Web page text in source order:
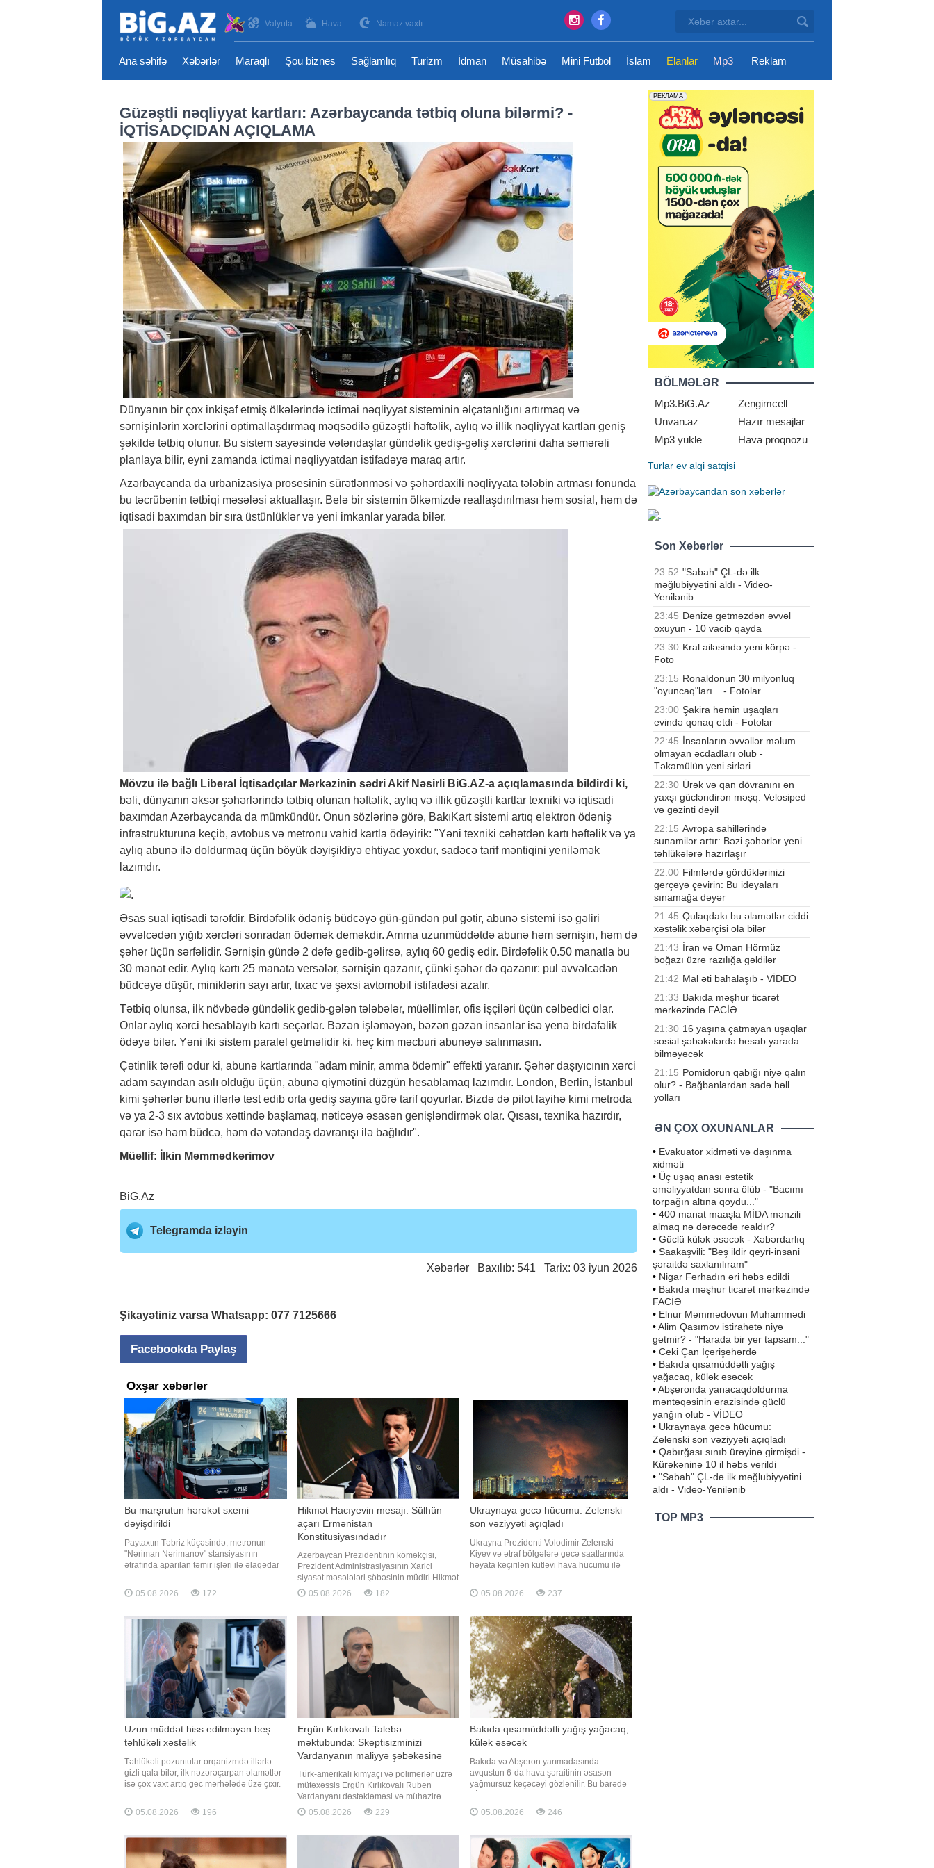
Valyuta Hava Namaz vaxtı
Ana səhifə Xəbərlər Maraqlı Şou biznes Sağlamlıq Turizm İdman Müsahibə Mini Futbol İslam Elanlar Mp3 Reklam
Güzəştli nəqliyyat kartları: Azərbaycanda tətbiq oluna bilərmi? -
İQTİSADÇIDAN AÇIQLAMA
Dünyanın bir çox inkişaf etmiş ölkələrində ictimai nəqliyyat sisteminin əlçatanlığını artırmaq və
sərnişinlərin xərclərini optimallaşdırmaq məqsədilə güzəştli həftəlik, aylıq və illik nəqliyyat kartları geniş
şəkildə tətbiq olunur. Bu sistem sayəsində vətəndaşlar gündəlik gediş-gəliş xərclərini daha səmərəli
planlaya bilir, eyni zamanda ictimai nəqliyyatdan istifadəyə maraq artır.
Azərbaycanda da urbanizasiya prosesinin sürətlənməsi və şəhərdaxili nəqliyyata tələbin artması fonunda
bu təcrübənin tətbiqi məsələsi aktuallaşır. Belə bir sistemin ölkəmizdə reallaşdırılması həm sosial, həm də
iqtisadi baxımdan bir sıra üstünlüklər və yeni imkanlar yarada bilər.
Mövzu ilə bağlı Liberal İqtisadçılar Mərkəzinin sədri Akif Nəsirli BiG.AZ-a açıqlamasında bildirdi ki,
bəli, dünyanın əksər şəhərlərində tətbiq olunan həftəlik, aylıq və illik güzəştli kartlar texniki və iqtisadi
baxımdan Azərbaycanda da mümkündür. Onun sözlərinə görə, BakıKart sistemi artıq elektron ödəniş
infrastrukturuna keçib, avtobus və metronu vahid kartla ödəyirik: "Yəni texniki cəhətdən kartı həftəlik və ya
aylıq abunə ilə doldurmaq üçün böyük dəyişikliyə ehtiyac yoxdur, sadəcə tarif məntiqini yeniləmək
lazımdır.
Əsas sual iqtisadi tərəfdir. Birdəfəlik ödəniş büdcəyə gün-gündən pul gətir, abunə sistemi isə gəliri
əvvəlcədən yığıb xərcləri sonradan ödəmək deməkdir. Amma uzunmüddətdə abunə həm sərnişin, həm də
şəhər üçün sərfəlidir. Sərnişin gündə 2 dəfə gedib-gəlirsə, aylıq 60 gediş edir. Birdəfəlik 0.50 manatla bu
30 manat edir. Aylıq kartı 25 manata versələr, sərnişin qazanır, çünki şəhər də qazanır: pul əvvəlcədən
büdcəyə düşür, miniklərin sayı artır, tıxac və şəxsi avtomobil istifadəsi azalır.
Tətbiq olunsa, ilk növbədə gündəlik gedib-gələn tələbələr, müəllimlər, ofis işçiləri üçün cəlbedici olar.
Onlar aylıq xərci hesablayıb kartı seçərlər. Bəzən işləməyən, bəzən gəzən insanlar isə yenə birdəfəlik
ödəyə bilər. Yəni iki sistem paralel getməlidir ki, heç kim məcburi abunəyə salınmasın.
Çətinlik tərəfi odur ki, abunə kartlarında "adam minir, amma ödəmir" effekti yaranır. Şəhər daşıyıcının xərci
adam sayından asılı olduğu üçün, abunə qiymətini düzgün hesablamaq lazımdır. London, Berlin, İstanbul
kimi şəhərlər bunu illərlə test edib orta gediş sayına görə tarif qoyurlar. Bizdə də pilot layihə kimi metroda
və ya 2-3 sıx avtobus xəttində başlamaq, nəticəyə əsasən genişləndirmək olar. Qısası, texnika hazırdır,
qərar isə həm büdcə, həm də vətəndaş davranışı ilə bağlıdır".
Müəllif: İlkin Məmmədkərimov
BiG.Az
Telegramda izləyin
Xəbərlər Baxılıb: 541 Tarix: 03 iyun 2026
Şikayətiniz varsa Whatsapp: 077 7125666
Facebookda Paylaş
Oxşar xəbərlər
Bu marşrutun hərəkət sxemi
dəyişdirildi
Paytaxtın Təbriz küçəsində, metronun
"Nəriman Nərimanov" stansiyasının
ətrafında aparılan təmir işləri ilə əlaqədar
sxemi dəyişdirilib. BİG.AZ xəbər verir ki, bu
barədə Azərbaycan Yerüstü Nəqliyyat
ki, təmir işlər
05.08.2026 172
Hikmət Hacıyevin mesajı: Sülhün
açarı Ermənistan
Konstitusiyasındadır
Azərbaycan Prezidentinin köməkçisi,
Prezident Administrasiyasının Xarici
siyasət məsələləri şöbəsinin müdiri Hikmət
Hacıyev Türkiyənin "Haber Global"
televiziya kanalına müsahibəsində
iddialarını ehtiva edən müddəaların
çıxarılmasını
05.08.2026 182
Ukraynaya gecə hücumu: Zelenski
son vəziyyəti açıqladı
Ukrayna Prezidenti Volodimir Zelenski
Kiyev və ətraf bölgələrə gecə saatlarında
həyata keçirilən kütləvi hava hücumu ilə
bununla bağlı Telegram kanalında
paylaşım edib. Zelenskinin sözlərinə görə,
ballistik raket, 4 "Tsirkon"
05.08.2026 237
Uzun müddət hiss edilməyən beş
təhlükəli xəstəlik
Təhlükəli pozuntular orqanizmdə illərlə
gizli qala bilər, ilk nəzərəçarpan əlamətlər
isə çox vaxt artıq gec mərhələdə üzə çıxır.
bəzi xəstəliklər uzun müddət demək olar
ki, heç bir əlamət vermədən inkişaf edir,
yarandıqda
05.08.2026 196
Ergün Kırlıkovalı Talebə
məktubunda: Skeptisizminizi
Vardanyanın maliyyə şəbəkəsinə
yönəldin
Türk-amerikalı kimyaçı və polimerlər üzrə
mütəxəssis Ergün Kırlıkovalı Ruben
Vardanyanı dəstəkləməsi və mühazirə
oxumaq üçün Bakıya gəlməkdən imtina
etməsi ilə əlaqədar amerikalı risk
Talebə açıq məktub dərc edib. "Report"
xəbər verir ki, Kırlıkovalı ö
05.08.2026 229
Bakıda qısamüddətli yağış yağacaq,
külək əsəcək
Bakıda və Abşeron yarımadasında
avqustun 6-da hava şəraitinin əsasən
yağmursuz keçəcəyi gözlənilir. Bu barədə
Xidmətindən məlumat verilib. Bildirilib ki,
lakin səhər bəzi yerlərdə qısamüddətli az
şimal-qərb küləyi arabir güclənəcək
05.08.2026 246
BÖLMƏLƏR
Mp3.BiG.Az
Zengimcell
Unvan.az
Hazır mesajlar
Mp3 yukle
Hava proqnozu
Turlar ev alqi satqisi
Son Xəbərlər
23:52 "Sabah" ÇL-də ilk
məğlubiyyətini aldı - Video-
Yenilənib
23:45 Dənizə getməzdən əvvəl
oxuyun - 10 vacib qayda
23:30 Kral ailəsində yeni körpə -
Foto
23:15 Ronaldonun 30 milyonluq
"oyuncaq"ları... - Fotolar
23:00 Şakira həmin uşaqları
evində qonaq etdi - Fotolar
22:45 İnsanların əvvəllər məlum
olmayan əcdadları olub -
Təkamülün yeni sirləri
22:30 Ürək və qan dövranını ən
yaxşı gücləndirən məşq: Velosiped
və gəzinti deyil
22:15 Avropa sahillərində
sunamilər artır: Bəzi şəhərlər yeni
təhlükələrə hazırlaşır
22:00 Filmlərdə gördüklərinizi
gerçəyə çevirin: Bu ideyaları
sınamağa dəyər
21:45 Qulaqdakı bu əlamətlər ciddi
xəstəlik xəbərçisi ola bilər
21:43 İran və Oman Hörmüz
boğazı üzrə razılığa gəldilər
21:42 Mal əti bahalaşıb - VİDEO
21:33 Bakıda məşhur ticarət
mərkəzində FACİƏ
21:30 16 yaşına çatmayan uşaqlar
sosial şəbəkələrdə hesab yarada
bilməyəcək
21:15 Pomidorun qabığı niyə qalın
olur? - Bağbanlardan sadə həll
yolları
ƏN ÇOX OXUNANLAR
• Evakuator xidməti və daşınma
xidməti
• Üç uşaq anası estetik
əməliyyatdan sonra ölüb - "Bacımı
torpağın altına qoydu..."
• 400 manat maaşla MİDA mənzili
almaq nə dərəcədə realdır?
• Güclü külək əsəcək - Xəbərdarlıq
• Saakaşvili: "Beş ildir qeyri-insani
şəraitdə saxlanılıram"
• Nigar Fərhadın əri həbs edildi
• Bakıda məşhur ticarət mərkəzində
FACİƏ
• Elnur Məmmədovun Muhammədi
•Alim Qasımov istirahətə niyə
getmir? - "Harada bir yer tapsam..."
• Ceki Çan İçərişəhərdə
• Bakıda qısamüddətli yağış
yağacaq, külək əsəcək
•Abşeronda yanacaqdoldurma
məntəqəsinin ərazisində güclü
yanğın olub - VİDEO
• Ukraynaya gecə hücumu:
Zelenski son vəziyyəti açıqladı
• Qabırğası sınıb ürəyinə girmişdi -
Kürəkəninə 10 il həbs verildi
• "Sabah" ÇL-də ilk məğlubiyyətini
aldı - Video-Yenilənib
TOP MP3